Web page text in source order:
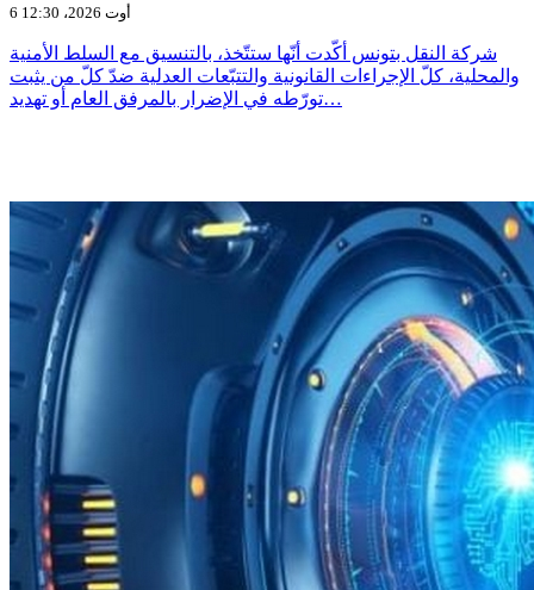
6 أوت 2026، 12:30
شركة النقل بتونس أكّدت أنّها ستتّخذ، بالتنسيق مع السلط الأمنية
والمحلية، كلّ الإجراءات القانونية والتتبّعات العدلية ضدّ كلّ من يثبت
تورّطه في الإضرار بالمرفق العام أو تهديد…